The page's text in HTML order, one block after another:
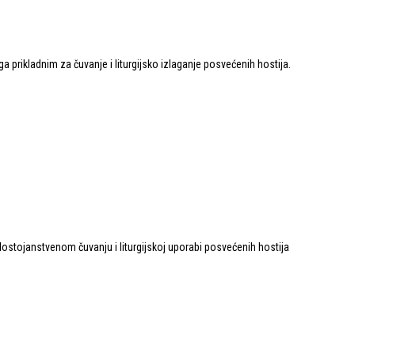
prikladnim za čuvanje i liturgijsko izlaganje posvećenih hostija.
čuvanju i liturgijskoj uporabi posvećenih hostija